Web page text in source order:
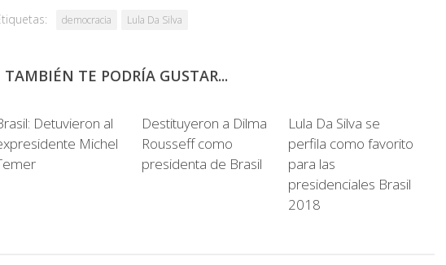
democracia Lula Da Silva
TAMBIÉN TE PODRÍA GUSTAR...
Detuvieron al
Michel
Destituyeron a Dilma
Rousseff como
presidenta de Brasil
Lula Da Silva se
perfila como favorito
para las
presidenciales Brasil
2018